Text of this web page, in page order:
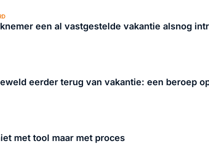
een al vastgestelde vakantie alsnog
eerder terug van vakantie: een beroep
met tool maar met proces